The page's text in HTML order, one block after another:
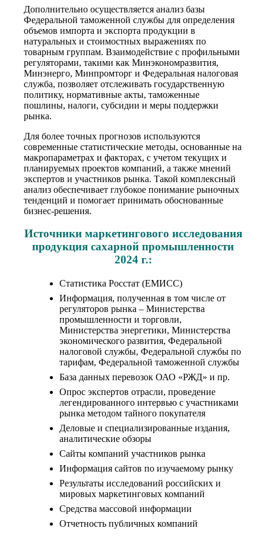
Дополнительно осуществляется анализ базы
Федеральной таможенной службы для определения
объемов импорта и экспорта продукции в
натуральных и стоимостных выражениях по
товарным группам. Взаимодействие с профильными
регуляторами, такими как Минэкономразвития,
Минэнерго, Минпромторг и Федеральная налоговая
служба, позволяет отслеживать государственную
политику, нормативные акты, таможенные
пошлины, налоги, субсидии и меры поддержки
рынка.
Для более точных прогнозов используются
современные статистические методы, основанные на
макропараметрах и факторах, с учетом текущих и
планируемых проектов компаний, а также мнений
экспертов и участников рынка. Такой комплексный
анализ обеспечивает глубокое понимание рыночных
тенденций и помогает принимать обоснованные
бизнес-решения.
Источники маркетингового исследования
продукция сахарной промышленности
2024 г.:
Статистика Росстат (ЕМИСС)
Информация, полученная в том числе от
регуляторов рынка – Министерства
промышленности и торговли,
Министерства энергетики, Министерства
экономического развития, Федеральной
налоговой службы, Федеральной службы по
тарифам, Федеральной таможенной службы
База данных перевозок ОАО «РЖД» и пр.
Опрос экспертов отрасли, проведение
легендированного интервью с участниками
рынка методом тайного покупателя
Деловые и специализированные издания,
аналитические обзоры
Сайты компаний участников рынка
Информация сайтов по изучаемому рынку
Результаты исследований российских и
мировых маркетинговых компаний
Средства массовой информации
Отчетность публичных компаний